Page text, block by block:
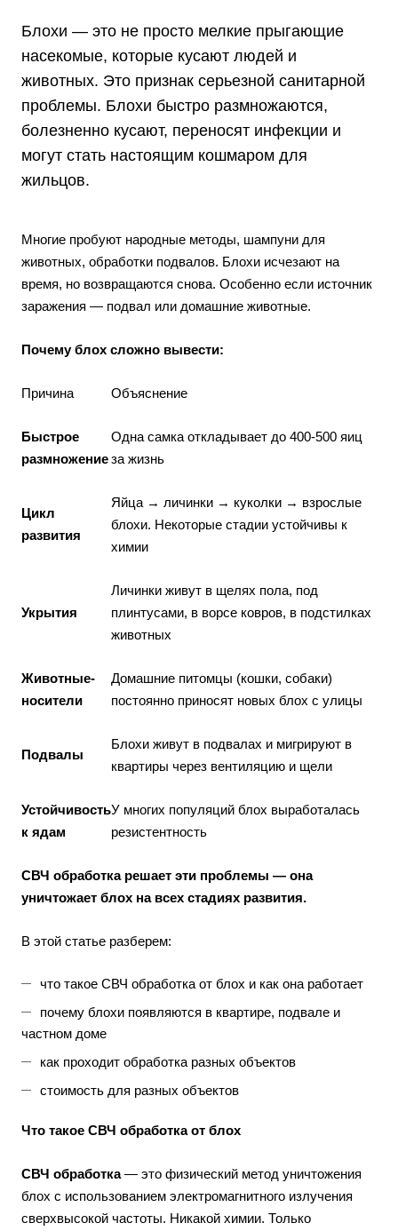
Блохи — это не просто мелкие прыгающие
насекомые, которые кусают людей и
животных. Это признак серьезной санитарной
проблемы. Блохи быстро размножаются,
болезненно кусают, переносят инфекции и
могут стать настоящим кошмаром для
жильцов.
Многие пробуют народные методы, шампуни для
животных, обработки подвалов. Блохи исчезают на
время, но возвращаются снова. Особенно если источник
заражения — подвал или домашние животные.
Почему блох сложно вывести:
Причина Объяснение
Быстрое
размножение
Одна самка откладывает до 400-500 яиц
за жизнь
Цикл
развития
Яйца → личинки → куколки → взрослые
блохи. Некоторые стадии устойчивы к
химии
Укрытия
Личинки живут в щелях пола, под
плинтусами, в ворсе ковров, в подстилках
животных
Животные-
носители
Домашние питомцы (кошки, собаки)
постоянно приносят новых блох с улицы
Подвалы
Блохи живут в подвалах и мигрируют в
квартиры через вентиляцию и щели
Устойчивость
к ядам
У многих популяций блох выработалась
резистентность
СВЧ обработка решает эти проблемы — она
уничтожает блох на всех стадиях развития.
В этой статье разберем:
что такое СВЧ обработка от блох и как она работает
почему блохи появляются в квартире, подвале и
частном доме
как проходит обработка разных объектов
стоимость для разных объектов
Что такое СВЧ обработка от блох
СВЧ обработка— это физический метод уничтожения
блох с использованием электромагнитного излучения
сверхвысокой частоты. Никакой химии. Только